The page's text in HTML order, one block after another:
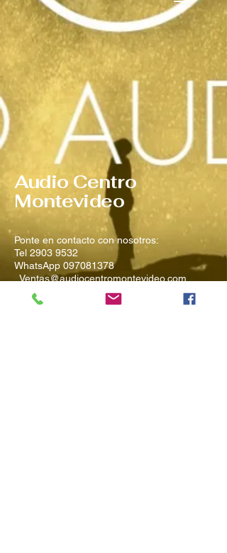
Audio Centro
Montevideo
Ponte en contacto con nosotros:
Tel 2903 9532
WhatsApp 097081378
Ventas@audiocentromontevideo.com
Audiocentromontevideo.com